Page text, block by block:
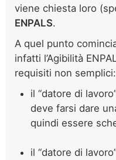
viene chiesta loro
ENPALS.
A quel punto
infatti l’Agibilità
requisiti non semplici:
il “datore di
deve farsi dare
quindi essere
il “datore di